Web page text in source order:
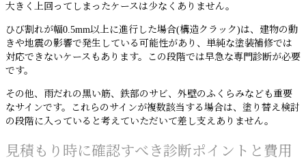
大きく上回ってしまったケースは少なくありません。
ひび割れが幅0.5mm以上に進行した場合(構造クラック)は、建物の動
きや地震の影響で発生している可能性があり、単純な塗装補修では
対応できないケースもあります。この段階では早急な専門診断が必要
です。
その他、雨だれの黒い筋、鉄部のサビ、外壁のふくらみなども重要
なサインです。これらのサインが複数該当する場合は、塗り替え検討
の段階に入っていると考えていただいて差し支えありません。
見積もり時に確認すべき診断ポイントと費用